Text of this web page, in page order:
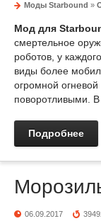
Моды Starbound »
Мод для
смертельное
роботов, у
виды более
огромной
поворотливыми.
Подробнее
06.09.2017